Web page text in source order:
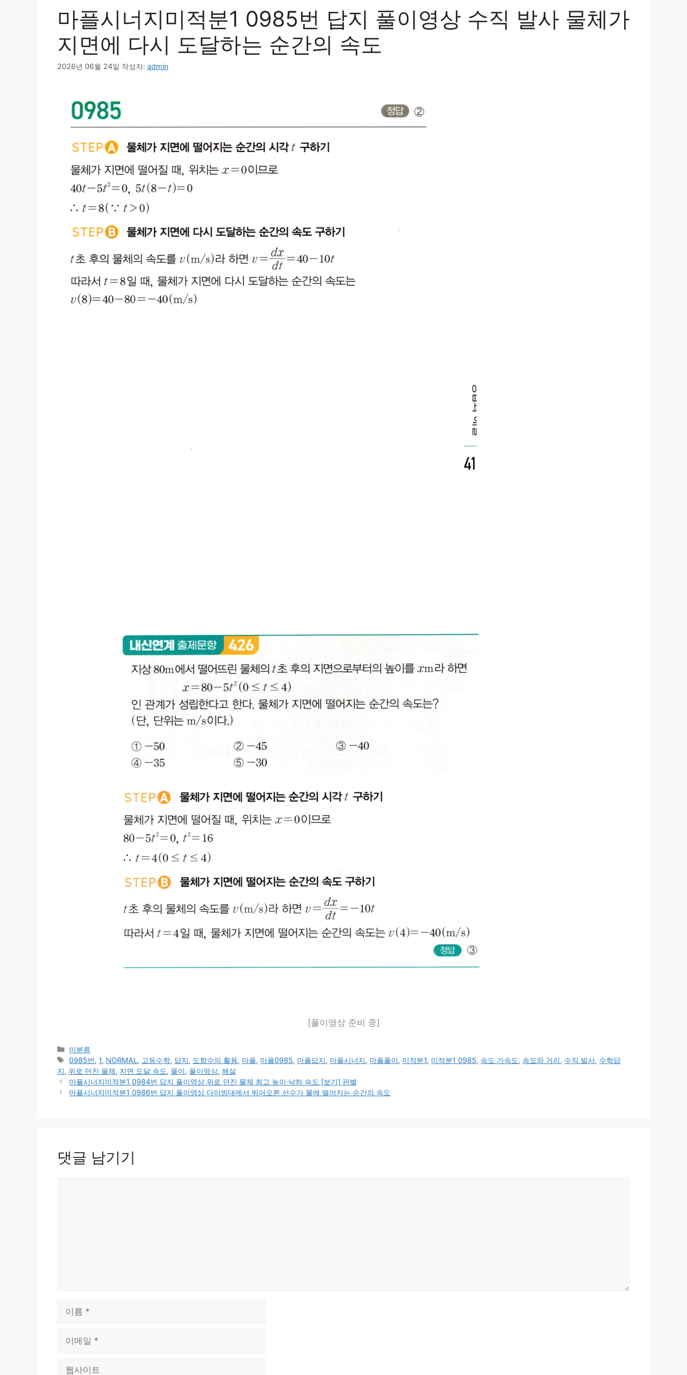
마플시너지미적분1 0985번 답지 풀이영상 수직 발사 물체가
지면에 다시 도달하는 순간의 속도
2026년 06월 24일 작성자: admin
[풀이영상 준비 중]
카
테
고
리
미분류
태
그
0985번, 1, NORMAL, 고등수학, 답지, 도함수의 활용, 마플, 마플0985, 마플답지, 마플시너지, 마플풀이, 미적분1, 미적분1 0985, 속도 가속도, 속도와 거리, 수직 발사, 수학답
지, 위로 던진 물체, 지면 도달 속도, 풀이, 풀이영상, 해설
마플시너지미적분1 0984번 답지 풀이영상 위로 던진 물체 최고 높이·낙하 속도 [보기] 판별
마플시너지미적분1 0986번 답지 풀이영상 다이빙대에서 뛰어오른 선수가 물에 떨어지는 순간의 속도
댓글 남기기